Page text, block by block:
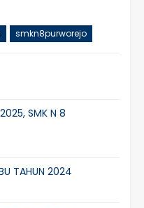
smkn8purworejo
SMK N 8
TAHUN 2024